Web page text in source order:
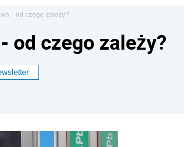
- od czego zależy?
od czego zależy?